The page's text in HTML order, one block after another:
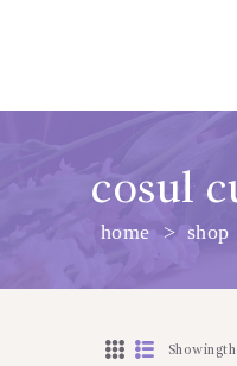
cosul
home shop
PRINCIPALA
DESPRE